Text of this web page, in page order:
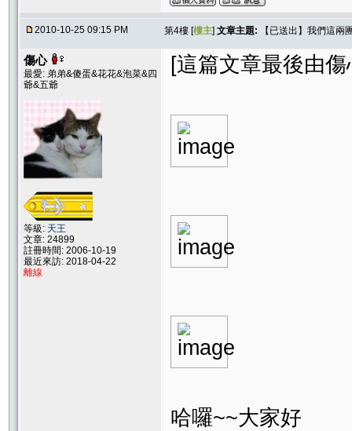
2010-10-25 09:15 PM 第4樓 [樓主] 文章主題: 【已送出】我們這
傷心
最愛: 弟弟&傻蛋&花花&泡菜&四
爺&五爺
等級: 天王
文章: 24899
註冊時間: 2006-10-19
最近來訪: 2018-04-22
離線
[這篇文章最後由
哈囉~~大家好